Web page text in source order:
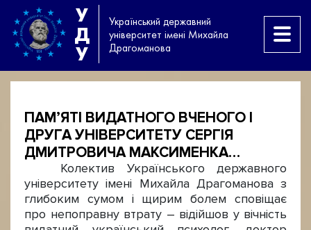
У
Д
У
Український державний
університет імені Михайла
Драгоманова
ПАМ’ЯТІ ВИДАТНОГО ВЧЕНОГО І
ДРУГА УНІВЕРСИТЕТУ СЕРГІЯ
ДМИТРОВИЧА МАКСИМЕНКА…
Колектив Українського державного
університету імені Михайла Драгоманова з
глибоким сумом і щирим болем сповіщає
про непоправну втрату – відійшов у вічність